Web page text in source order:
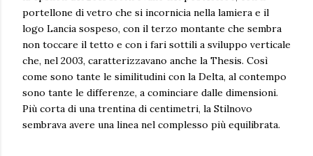
portellone di vetro che si incornicia nella lamiera e il
logo Lancia sospeso, con il terzo montante che sembra
non toccare il tetto e con i fari sottili a sviluppo verticale
che, nel 2003, caratterizzavano anche la Thesis. Così
come sono tante le similitudini con la Delta, al contempo
sono tante le differenze, a cominciare dalle dimensioni.
Più corta di una trentina di centimetri, la Stilnovo
sembrava avere una linea nel complesso più equilibrata.